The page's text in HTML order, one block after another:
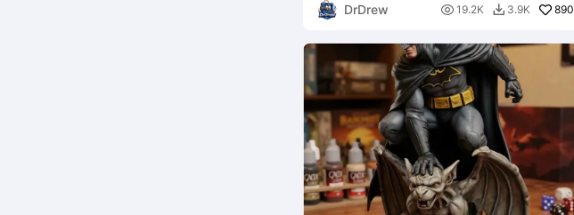
DrDrew
 19.2K  3.9K 890